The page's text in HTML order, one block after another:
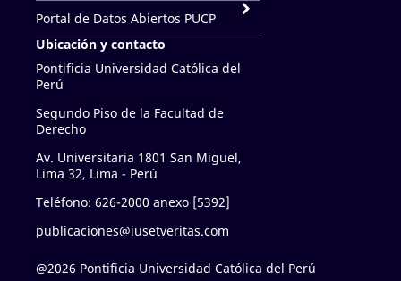
Portal de Datos Abiertos PUCP
Ubicación y contacto
Pontificia Universidad Católica del
Perú
Segundo Piso de la Facultad de
Derecho
Av. Universitaria 1801 San Miguel,
Lima 32, Lima - Perú
Teléfono: 626-2000 anexo [5392]
publicaciones@iusetveritas.com
@2026 Pontificia Universidad Católica del Perú